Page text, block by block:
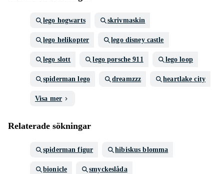
lego hogwarts skrivmaskin
lego helikopter lego disney castle
lego slott lego porsche 911 lego loop
spiderman lego dreamzzz heartlake city
Visa mer
Relaterade sökningar
spiderman figur hibiskus blomma
bionicle smyckeslåda